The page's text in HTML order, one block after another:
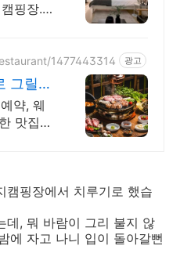
핑장.
1477443314 광고
그릴링
약, 웨
맛집
캠핑장에서 치루기로 했습
데, 뭐 바람이 그리 불지 않
에 자고 나니 입이 돌아갈뻔